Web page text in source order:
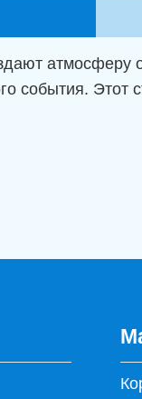
сыночек!"
атмосферу
события.